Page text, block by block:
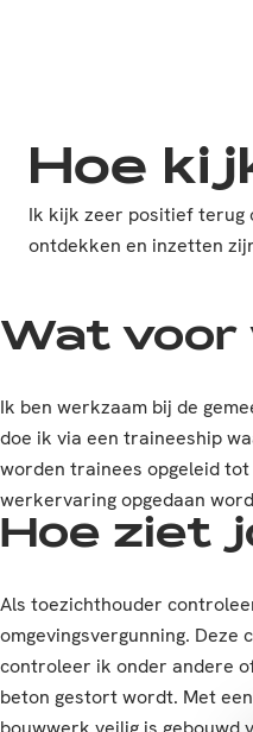
Hoe
Ik kijk zeer positief terug
ontdekken en inzetten
Wat voor
Ik ben werkzaam bij de
doe ik via een traineeship
worden trainees opgeleid
werkervaring opgedaan
Hoe ziet
Als toezichthouder
omgevingsvergunning.
controleer ik onder andere
beton gestort wordt. Met